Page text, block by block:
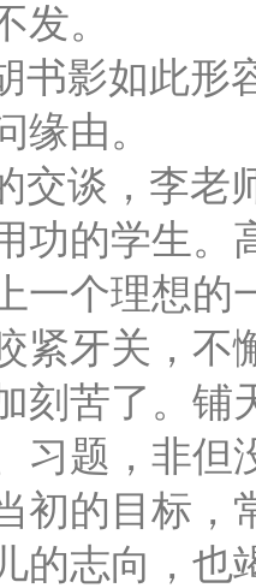
发。
书影如此形
缘由。
交谈，李老
功的学生。
一个理想的
紧牙关，不
刻苦了。铺
习题，非但
初的目标，
的志向，也